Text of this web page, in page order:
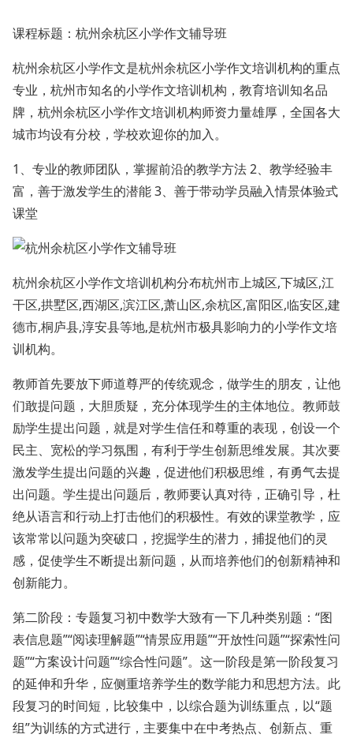
课程标题：杭州余杭区小学作文辅导班
杭州余杭区小学作文是杭州余杭区小学作文培训机构的重点
专业，杭州市知名的小学作文培训机构，教育培训知名品
牌，杭州余杭区小学作文培训机构师资力量雄厚，全国各大
城市均设有分校，学校欢迎你的加入。
1、专业的教师团队，掌握前沿的教学方法 2、教学经验丰
富，善于激发学生的潜能 3、善于带动学员融入情景体验式
课堂
杭州余杭区小学作文培训机构分布杭州市上城区,下城区,江
干区,拱墅区,西湖区,滨江区,萧山区,余杭区,富阳区,临安区,建
德市,桐庐县,淳安县等地,是杭州市极具影响力的小学作文培
训机构。
教师首先要放下师道尊严的传统观念，做学生的朋友，让他
们敢提问题，大胆质疑，充分体现学生的主体地位。教师鼓
励学生提出问题，就是对学生信任和尊重的表现，创设一个
民主、宽松的学习氛围，有利于学生创新思维发展。其次要
激发学生提出问题的兴趣，促进他们积极思维，有勇气去提
出问题。学生提出问题后，教师要认真对待，正确引导，杜
绝从语言和行动上打击他们的积极性。有效的课堂教学，应
该常常以问题为突破口，挖掘学生的潜力，捕捉他们的灵
感，促使学生不断提出新问题，从而培养他们的创新精神和
创新能力。
第二阶段：专题复习初中数学大致有一下几种类别题：“图
表信息题”“阅读理解题”“情景应用题”“开放性问题”“探索性问
题”“方案设计问题”“综合性问题”。这一阶段是第一阶段复习
的延伸和升华，应侧重培养学生的数学能力和思想方法。此
段复习的时间短，比较集中，以综合题为训练重点，以“题
组”为训练的方式进行，主要集中在中考热点、创新点、重